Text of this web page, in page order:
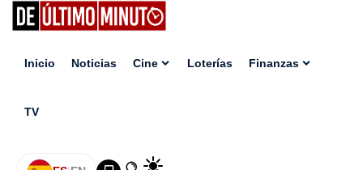
Inicio Noticias Cine Loterías Finanzas
TV